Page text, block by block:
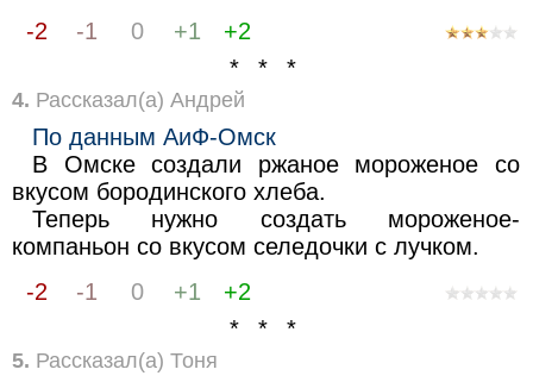
-2
-1 0 +1
+2
* * *
4. Рассказал(а) Андрей
По данным АиФ-Омск
В Омске создали ржаное мороженое со
вкусом бородинского хлеба.
Теперь нужно создать мороженое-
компаньон со вкусом селедочки с лучком.
-2
-1 0 +1
+2
* * *
5. Рассказал(а) Тоня